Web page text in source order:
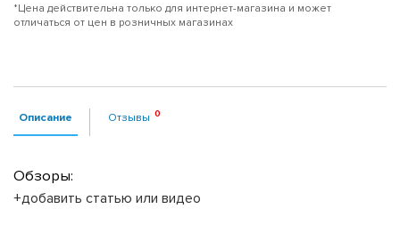
*Цена действительна только для интернет-магазина и может
отличаться от цен в розничных магазинах
Описание Отзывы
Обзоры:
+добавить статью или видео